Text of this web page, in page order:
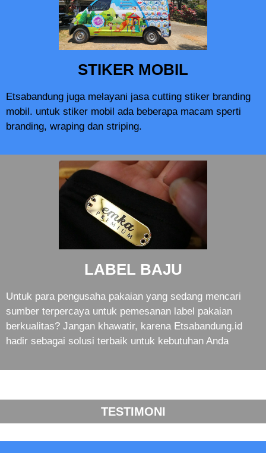
STIKER MOBIL
Etsabandung juga melayani jasa cutting stiker branding
mobil. untuk stiker mobil ada beberapa macam sperti
branding, wraping dan striping.
LABEL BAJU
Untuk para pengusaha pakaian yang sedang mencari
sumber terpercaya untuk pemesanan label pakaian
berkualitas? Jangan khawatir, karena Etsabandung.id
hadir sebagai solusi terbaik untuk kebutuhan Anda
TESTIMONI